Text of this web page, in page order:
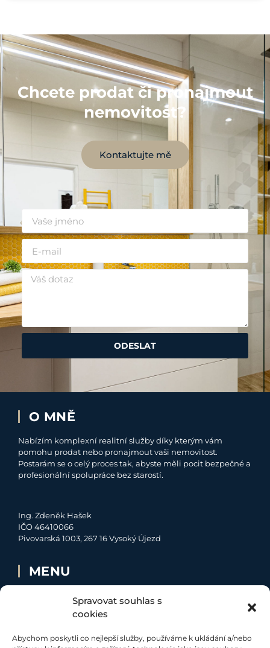
Spravovat souhlas s
cookies
Abychom poskytli co nejlepší služby, používáme k ukládání a/nebo
Chcete prodat či pronajmout
nemovitost?
Kontaktujte mě
ODESLAT
O MNĚ
Nabízím komplexní realitní služby díky kterým vám
pomohu prodat nebo pronajmout vaši nemovitost.
Postarám se o celý proces tak, abyste měli pocit bezpečné a
profesionální spolupráce bez starostí.
Ing. Zdeněk Hašek
IČO 46410066
Pivovarská 1003, 267 16 Vysoký Újezd
MENU